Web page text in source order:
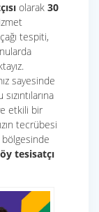
olarak 30
tespiti,
sayesinde
etkili bir
tecrübesi
bölgesinde
tesisatçı